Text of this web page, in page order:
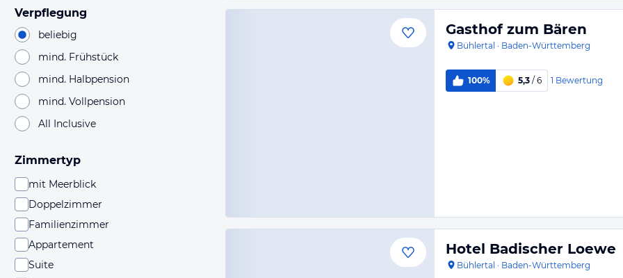
Verpflegung
beliebig
mind. Frühstück
mind. Halbpension
mind. Vollpension
All Inclusive
Zimmertyp
mit Meerblick
Doppelzimmer
Familienzimmer
Appartement
Suite
Gasthof zum Bären
Bühlertal · Baden-Württemberg
100% 5,3 / 6 1 Bewertung
Hotel Badischer Loewe
Bühlertal · Baden-Württemberg